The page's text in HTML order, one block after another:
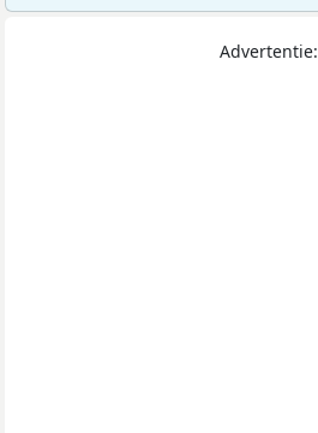
Advertentie: